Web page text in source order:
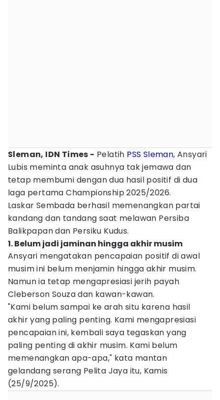
Sleman, IDN Times - Pelatih PSS Sleman, Ansyari
Lubis meminta anak asuhnya tak jemawa dan
tetap membumi dengan dua hasil positif di dua
laga pertama Championship 2025/2026.
Laskar Sembada berhasil memenangkan partai
kandang dan tandang saat melawan Persiba
Balikpapan dan Persiku Kudus.
1. Belum jadi jaminan hingga akhir musim
Ansyari mengatakan pencapaian positif di awal
musim ini belum menjamin hingga akhir musim.
Namun ia tetap mengapresiasi jerih payah
Cleberson Souza dan kawan-kawan.
"Kami belum sampai ke arah situ karena hasil
akhir yang paling penting. Kami mengapresiasi
pencapaian ini, kembali saya tegaskan yang
paling penting di akhir musim. Kami belum
memenangkan apa-apa," kata mantan
gelandang serang Pelita Jaya itu, Kamis
(25/9/2025).